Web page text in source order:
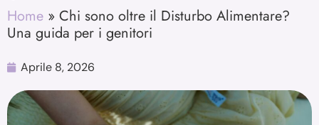
Home » Chi sono oltre il Disturbo Alimentare?
Una guida per i genitori
Aprile 8, 2026